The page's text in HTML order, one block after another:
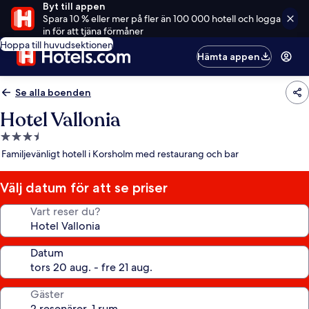
Byt till appen
Spara 10 % eller mer på fler än 100 000 hotell och logga
in för att tjäna förmåner
Hoppa till huvudsektionen
Hämta appen
Se alla boenden
Hotel Vallonia
3.5-
stjärnigt
Familjevänligt hotell i Korsholm med restaurang och bar
Välj datum för att se priser
Vart reser du?
Datum
Gäster